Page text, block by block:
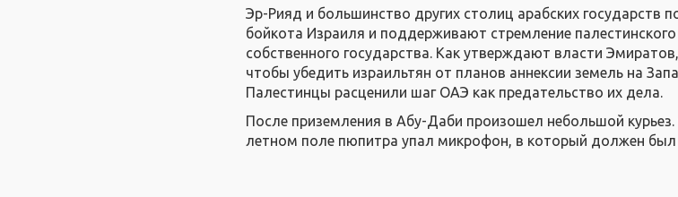
Эр-Рияд и большинство других столиц арабских государств
бойкота Израиля и поддерживают стремление
собственного государства. Как утверждают власти
чтобы убедить израильтян от планов аннексии земель на
Палестинцы расценили шаг ОАЭ как предательство их дела.
После приземления в Абу-Даби произошел небольшой курьез.
летном поле пюпитра упал микрофон, в который должен